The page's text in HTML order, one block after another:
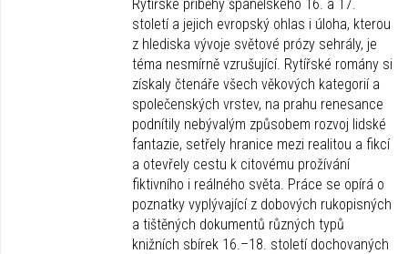
Rytířské příběhy španělského 16. a 17.
století a jejich evropský ohlas i úloha, kterou
z hlediska vývoje světové prózy sehrály, je
téma nesmírně vzrušující. Rytířské romány si
získaly čtenáře všech věkových kategorií a
společenských vrstev, na prahu renesance
podnítily nebývalým způsobem rozvoj lidské
fantazie, setřely hranice mezi realitou a fikcí
a otevřely cestu k citovému prožívání
fiktivního i reálného světa. Práce se opírá o
poznatky vyplývající z dobových rukopisných
a tištěných dokumentů různých typů
knižních sbírek 16.–18. století dochovaných